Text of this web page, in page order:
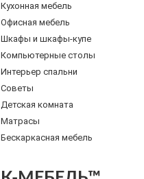
Кухонная мебель
Офисная мебель
Шкафы и шкафы-купе
Компьютерные столы
Интерьер спальни
Советы
Детская комната
Матрасы
Бескаркасная мебель